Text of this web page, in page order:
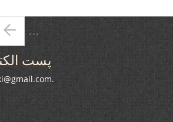
ГАРДИД.…
پست